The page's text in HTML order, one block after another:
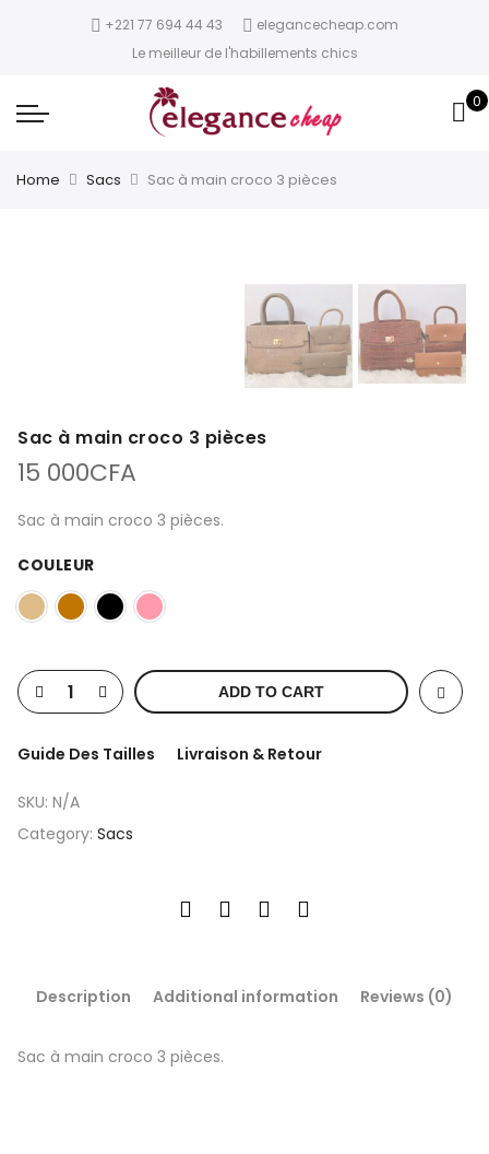
+221 77 694 44 43
elegancecheap.com
Le meilleur de l'habillements chics
0
Home Sacs Sac à main croco 3 pièces
Sac à main croco 3 pièces
15 000CFA
Sac à main croco 3 pièces.
COULEUR
ADD TO CART
Guide Des Tailles Livraison & Retour
SKU: N/A
Category: Sacs
Description Additional information Reviews (0)
Sac à main croco 3 pièces.